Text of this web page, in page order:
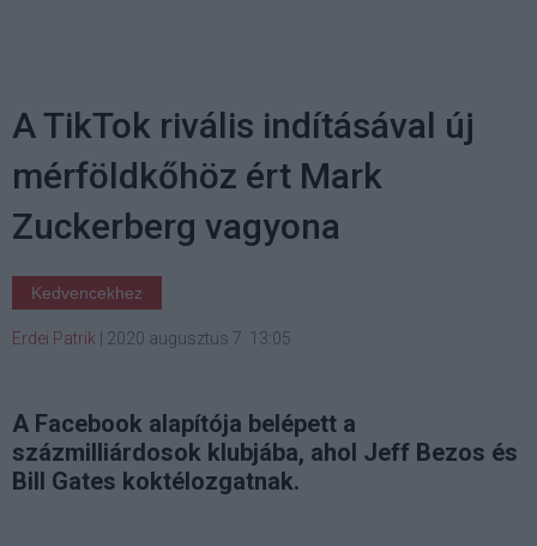
A TikTok rivális indításával új
mérföldkőhöz ért Mark
Zuckerberg vagyona
Kedvencekhez
Erdei Patrik 2020 augusztus 7. 13:05
A Facebook alapítója belépett a
százmilliárdosok klubjába, ahol Jeff Bezos és
Bill Gates koktélozgatnak.